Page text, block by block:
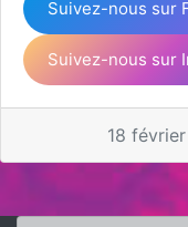
Suivez-nous sur
Suivez-nous sur
18